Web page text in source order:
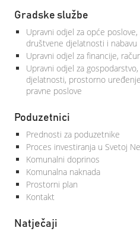
Gradske službe
Upravni odjel za opće
društvene djelatnosti i nabavu
Upravni odjel za financije,
Upravni odjel za
djelatnosti, prostorno
pravne poslove
Poduzetnici
Prednosti za poduzetnike
Proces investiranja u Svetoj
Komunalni doprinos
Komunalna naknada
Prostorni plan
Kontakt
Natječaji